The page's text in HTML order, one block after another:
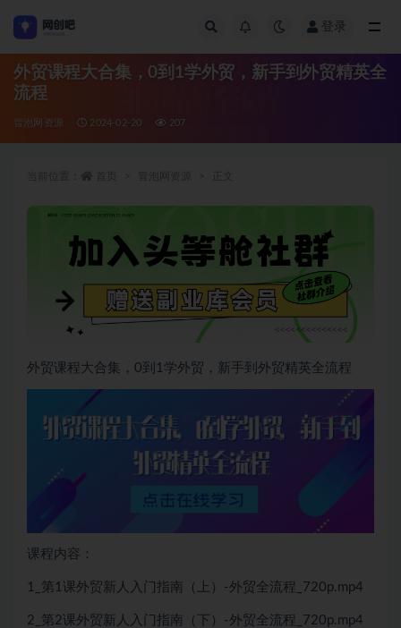
登录
外贸课程大合集，0到1学外贸，新手到外贸精英全
流程
冒泡网资源 2024-02-20 207
外贸课程大合集，0到1学外贸，新手到外贸精英全流程
课程内容：
1_第1课外贸新人入门指南（上）-外贸全流程_720p.mp4
2_第2课外贸新人入门指南（下）-外贸全流程_720p.mp4